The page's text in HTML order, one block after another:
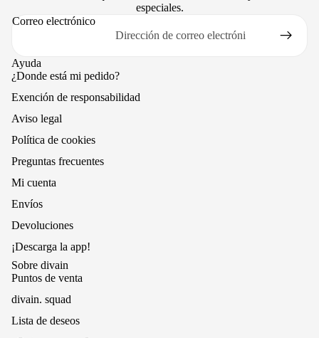
especiales.
Correo electrónico
Ayuda
¿Donde está mi pedido?
Exención de responsabilidad
Aviso legal
Política de cookies
Preguntas frecuentes
Mi cuenta
Envíos
Devoluciones
¡Descarga la app!
Sobre divain
Puntos de venta
divain. squad
Lista de deseos